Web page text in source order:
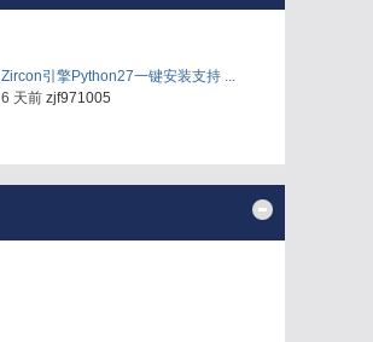
Zircon引擎Python27一键安装支持 ...
6 天前 zjf971005